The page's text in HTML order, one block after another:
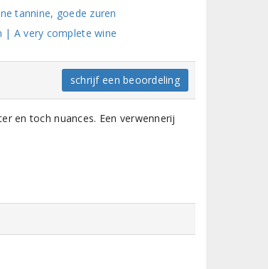
tannine, goede zuren
| A very complete wine
schrijf een beoordeling
en toch nuances. Een verwennerij